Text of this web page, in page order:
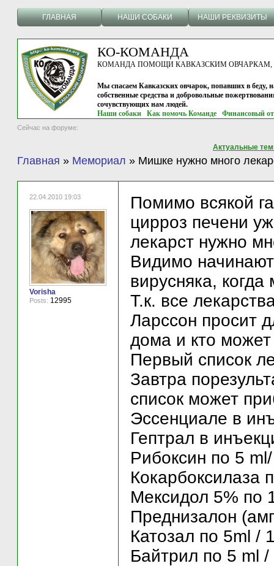
ГЛАВНАЯ НАШИ СОБАКИ НАШИ РЕКВИЗИТЫ
КО-КОМАНДА
КОМАНДА ПОМОЩИ КАВКАЗСКИМ ОВЧАРКАМ, г.
Мы спасаем Кавказских овчарок, попавших в беду,
собственные средства и добровольные
сочувствующих нам людей.
Наши собаки
Как помочь Команде Финансовый
Сейчас на форуме:
Актуальные
Главная » Мемориал » Мишке нужно много
22.04.2010 19:03
Vorisha
Posts: 12995
Помимо всякой
цирроз печени
лекарст нужно
Видимо
вирусняка,
Т.к. все
Ларссон просит
дома и кто может
Первый список
Завтра
список может
Эссенциале в
Гептрал в
Рибоксин по 5
Кокарбоксилаза
Мексидол 5% по
Преднизалон
Катозал по 5ml /
Байтрил по 5 ml